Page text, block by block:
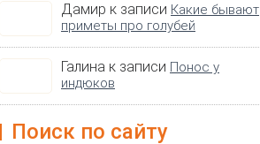
Дамир к записи Какие бывают
приметы про голубей
Галина к записи Понос у
индюков
Поиск по сайту